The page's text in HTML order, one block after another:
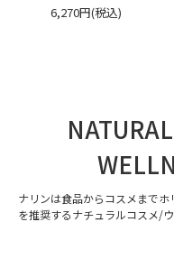
6,270円(税込)
ナリンは食品からコスメまで
を推奨するナチュラルコスメ/